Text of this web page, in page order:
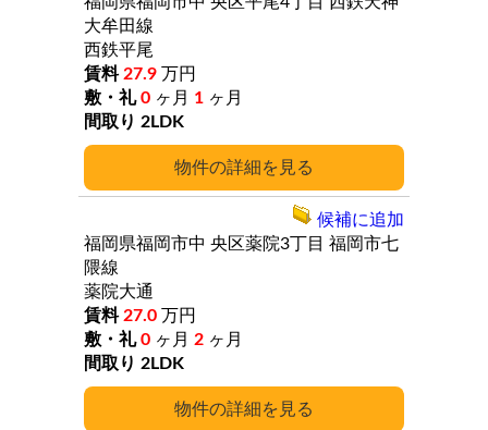
詳細
大牟田線
西鉄平尾
27.9 万円
0 ヶ月 1 ヶ月
2LDK
詳細
福岡県福岡市中 央区薬院3丁目 福岡市七
隈線
薬院大通
27.0 万円
0 ヶ月 2 ヶ月
2LDK
候補に追加